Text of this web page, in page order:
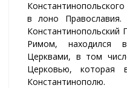
в лоно
Константинопольский
Римом, находился
Церквами, в том
Церковью, которая
Константинополю.